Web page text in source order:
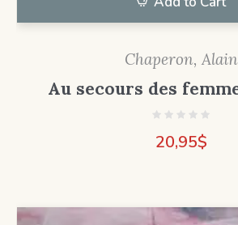
Chaperon, Alain
Au secours des
20,95$